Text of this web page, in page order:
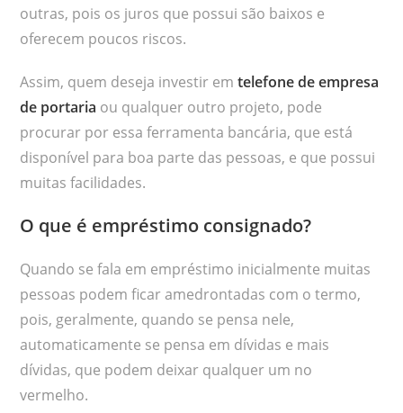
outras, pois os juros que possui são baixos e
oferecem poucos riscos.
Assim, quem deseja investir emtelefone de empresa
de portaria ou qualquer outro projeto, pode
procurar por essa ferramenta bancária, que está
disponível para boa parte das pessoas, e que possui
muitas facilidades.
O que é empréstimo consignado?
Quando se fala em empréstimo inicialmente muitas
pessoas podem ficar amedrontadas com o termo,
pois, geralmente, quando se pensa nele,
automaticamente se pensa em dívidas e mais
dívidas, que podem deixar qualquer um no
vermelho.